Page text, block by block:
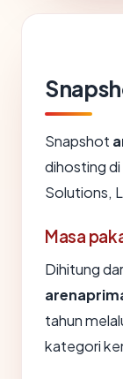
Snapshot
dihosting
Solutions,
Masa
Dihitung
tahun
kategori